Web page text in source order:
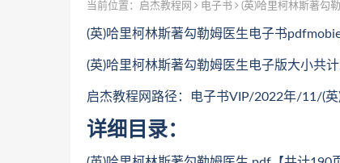
当前位置： 启杰教程网 电子书 (英)哈里柯林斯著勾
(英)哈里柯林斯著勾勒姆医生电子书
(英)哈里柯林斯著勾勒姆医生电子版大小共
启杰教程网路径：电子书VIP/2022年/11/(
详细目录：